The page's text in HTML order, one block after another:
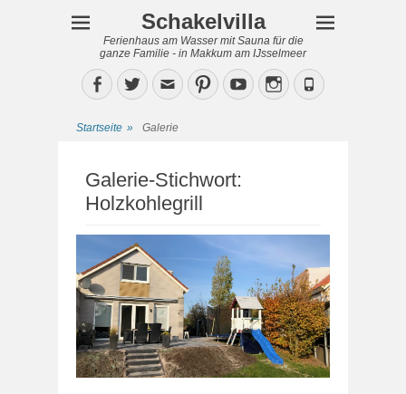
Schakelvilla
Ferienhaus am Wasser mit Sauna für die
ganze Familie - in Makkum am IJsselmeer
Facebook
TwitterEmailPinterestYouTubeInstagram
Phone
Startseite » Galerie
Galerie-Stichwort:
Holzkohlegrill